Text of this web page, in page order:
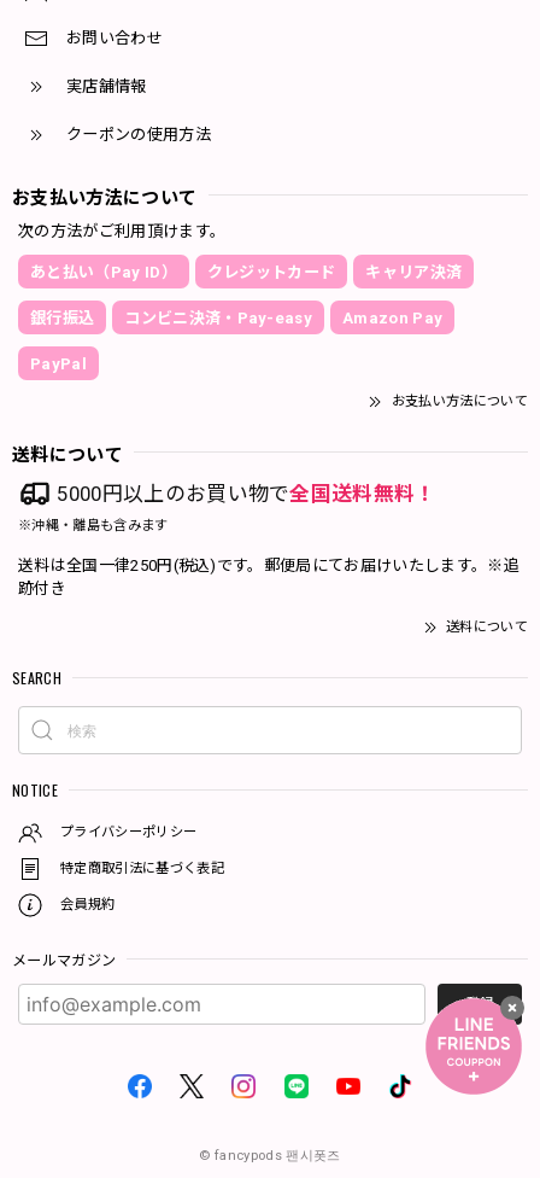
お問い合わせ
実店舗情報
クーポンの使用方法
お支払い方法について
次の方法がご利用頂けます。
あと払い（Pay ID） クレジットカード キャリア決済
銀行振込 コンビニ決済・Pay-easy Amazon Pay
PayPal
お支払い方法について
送料について
5000円以上のお買い物で全国送料無料！
※沖縄・離島も含みます
送料は全国一律250円(税込)です。郵便局にてお届けいたします。※追
跡付き
送料について
SEARCH
NOTICE
プライバシーポリシー
特定商取引法に基づく表記
会員規約
メールマガジン
登録
© fancypods 팬시폿즈